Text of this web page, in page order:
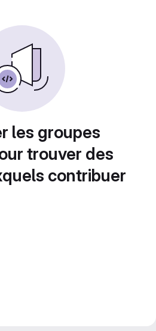
les groupes
trouver des
contribuer